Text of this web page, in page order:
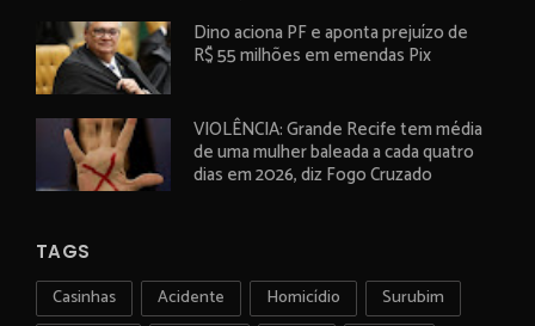
Dino aciona PF e aponta prejuízo de
R$ 55 milhões em emendas Pix
VIOLÊNCIA: Grande Recife tem média
de uma mulher baleada a cada quatro
dias em 2026, diz Fogo Cruzado
TAGS
Casinhas Acidente Homicídio
Surubim